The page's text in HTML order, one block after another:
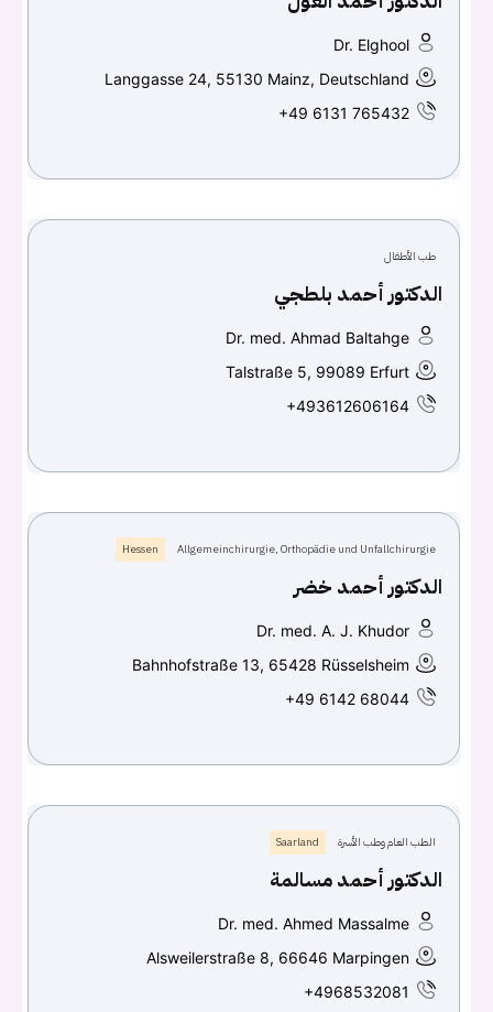
اسم المستخدم أو البريد الالكتروني
Don't have an account?
Facebook
Continue withGoogle
Dr. Elghool
Langgasse 24, 55130 Mainz, Deutschland
+49 6131 765432
طب الأطفال
الدكتور أحمد بلطجي
Dr. med. Ahmad Baltahge
Talstraße 5, 99089 Erfurt
+493612606164
Allgemeinchirurgie, Orthopädie und Unfallchirurgie
Hessen
الدكتور أحمد خضر
Dr. med. A. J. Khudor
Bahnhofstraße 13, 65428 Rüsselsheim
+49 6142 68044
الطب العام وطب الأسرة Saarland
الدكتور أحمد مسالمة
Dr. med. Ahmed Massalme
Alsweilerstraße 8, 66646 Marpingen
+4968532081